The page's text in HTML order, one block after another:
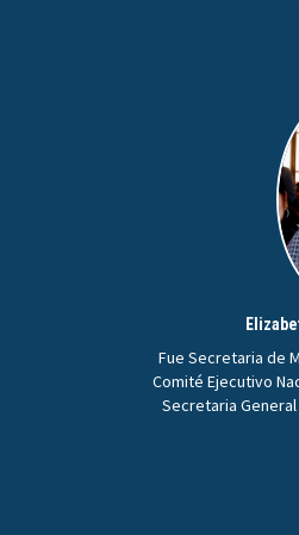
Fue Secretaria de
Comité Ejecutivo
Secretaria